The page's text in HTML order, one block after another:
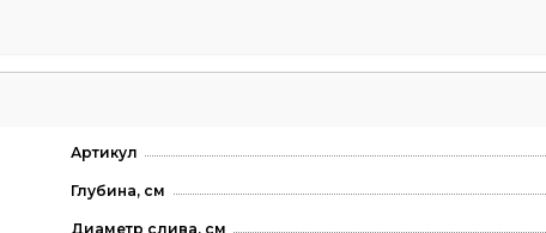
Артикул
Глубина, см
Диаметр слива, см